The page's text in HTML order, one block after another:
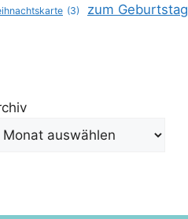
(3) zum Geburtstag